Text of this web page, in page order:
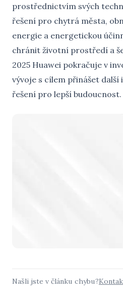
prostřednictvím svých
řešení pro chytrá města,
energie a energetickou
chránit životní prostředí a
2025 Huawei pokračuje v
vývoje s cílem přinášet
řešení pro lepší budoucnost.
Našli jste v článku chybu?